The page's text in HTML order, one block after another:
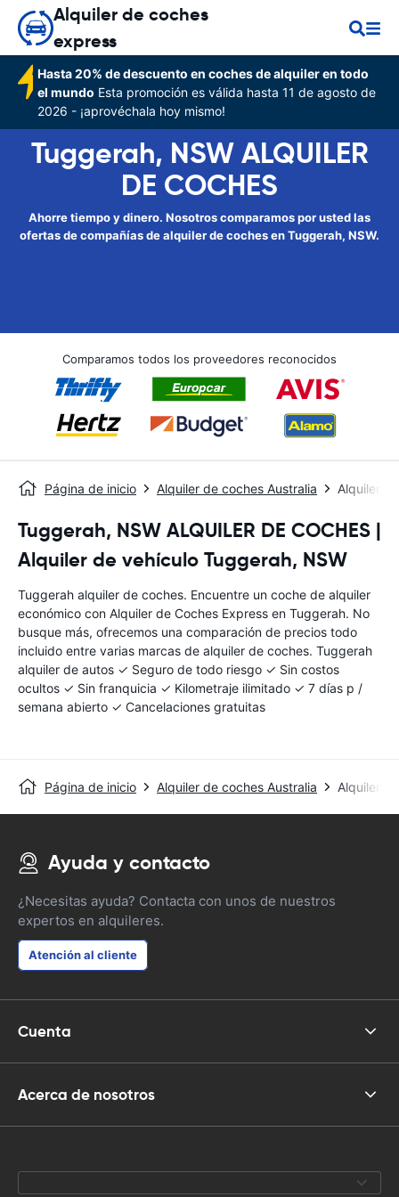
Alquiler de coches
express
Hasta 20% de descuento en coches de alquiler en todo
el mundo Esta promoción es válida hasta 11 de agosto de
2026 - ¡aprovéchala hoy mismo!
Tuggerah, NSW ALQUILER
DE COCHES
Ahorre tiempo y dinero. Nosotros comparamos por usted las
ofertas de compañías de alquiler de coches en Tuggerah, NSW.
Comparamos todos los proveedores reconocidos
Página de inicio Alquiler de coches Australia Alquiler
Tuggerah, NSW ALQUILER DE COCHES |
Alquiler de vehículo Tuggerah, NSW
Tuggerah alquiler de coches. Encuentre un coche de alquiler
económico con Alquiler de Coches Express en Tuggerah. No
busque más, ofrecemos una comparación de precios todo
incluido entre varias marcas de alquiler de coches. Tuggerah
alquiler de autos ✓ Seguro de todo riesgo ✓ Sin costos
ocultos ✓ Sin franquicia ✓ Kilometraje ilimitado ✓ 7 días p /
semana abierto ✓ Cancelaciones gratuitas
Página de inicio Alquiler de coches Australia Alquiler
Ayuda y contacto
¿Necesitas ayuda? Contacta con unos de nuestros
expertos en alquileres.
Atención al cliente
Cuenta
Acerca de nosotros